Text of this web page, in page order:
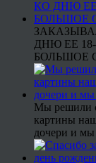
ДНЮ ЕЕ
БОЛЬШОЕ
Мы решили
картины
дочери и